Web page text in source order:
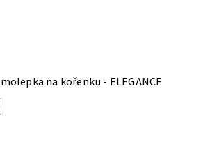
na kořenku - ELEGANCE